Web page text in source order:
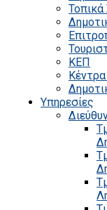
Τοπικά
ΚΕΠ
Υπηρεσίες